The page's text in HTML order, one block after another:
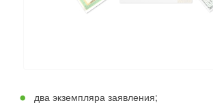
два экземпляра заявления;